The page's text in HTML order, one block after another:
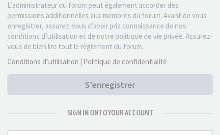
L’administrateur du forum peut également accorder des
permissions additionnelles aux membres du forum. Avant de vous
enregistrer, assurez-vous d’avoir pris connaissance de nos
conditions d’utilisation et de notre politique de vie privée. Assurez-
vous de bien lire tout le règlement du forum.
Conditions d’utilisation | Politique de confidentialité
S’enregistrer
SIGN IN ONTO YOUR ACCOUNT